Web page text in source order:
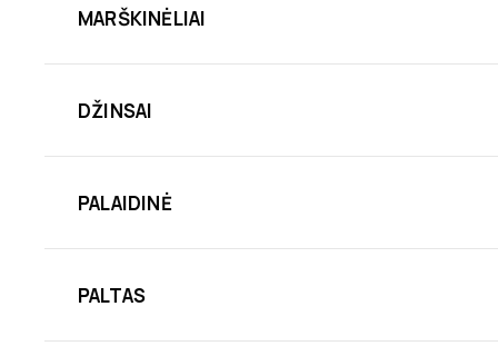
MARŠKINĖLIAI
DŽINSAI
PALAIDINĖ
PALTAS